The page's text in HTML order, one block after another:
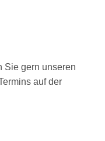
Sie gern unseren
auf der